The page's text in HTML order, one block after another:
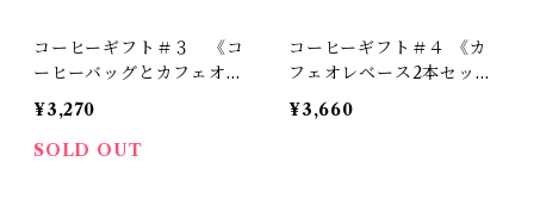
コーヒーギフト＃３ 《コ
ーヒーバッグとカフェオレ
ベースのセット》
¥3,270
SOLD OUT
コーヒーギフト＃４ 《カ
フェオレベース2本セッ
ト》
¥3,660